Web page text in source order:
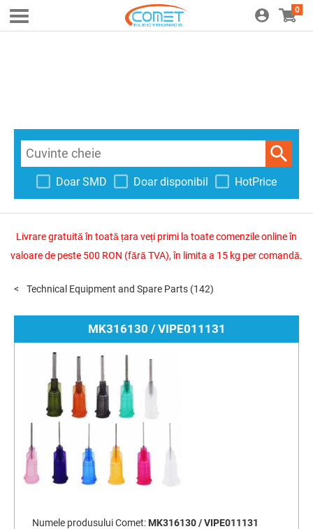
0
Doar SMD Doar disponibil HotPrice
Livrare gratuită în toată țara veți primi la toate comenzile online în
valoare de peste 500 RON (fără TVA), în limita a 15 kg per comandă.
Technical Equipment and Spare Parts (142)
MK316130 / VIPE011131
Numele produsului Comet: MK316130 / VIPE011131